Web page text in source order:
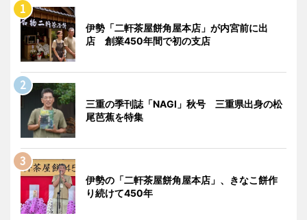
伊勢「二軒茶屋餅角屋本店」が内宮前に出
店 創業450年間で初の支店
三重の季刊誌「NAGI」秋号 三重県出身の松
尾芭蕉を特集
伊勢の「二軒茶屋餅角屋本店」、きなこ餅作
り続けて450年